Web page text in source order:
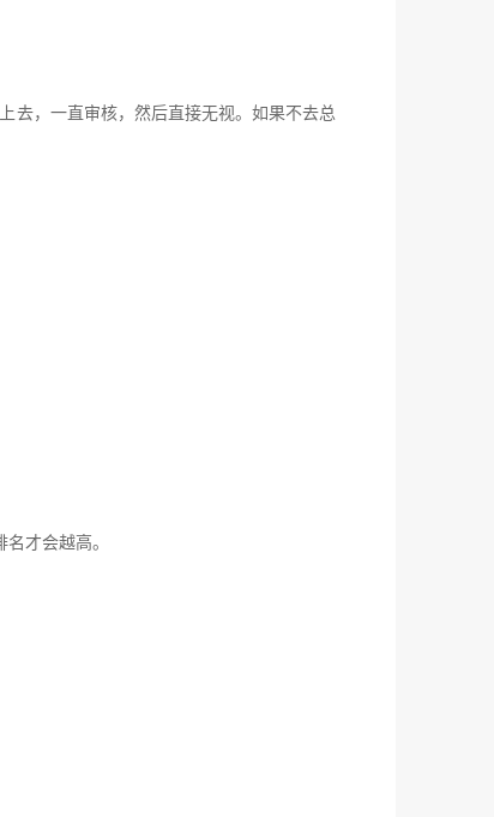
，一直审核，然后直接无视。如果不去总
才会越高。